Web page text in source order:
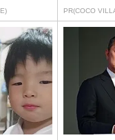
PR(COCO